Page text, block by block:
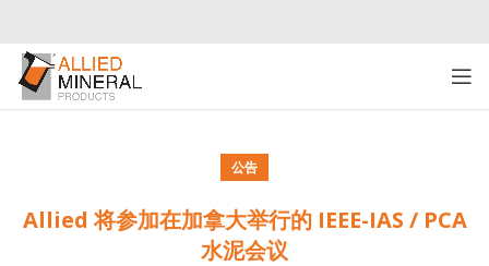
公告
Allied 将参加在加拿大举行的 IEEE-IAS / PCA
水泥会议